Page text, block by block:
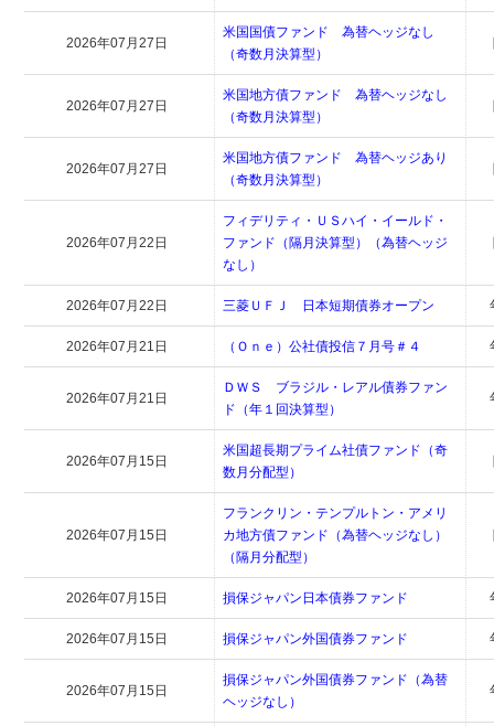
2026年07月27日
米国国債ファンド 為替ヘッジなし
（奇数月決算型）
2026年07月27日
米国地方債ファンド 為替ヘッジなし
（奇数月決算型）
2026年07月27日
米国地方債ファンド 為替ヘッジあり
（奇数月決算型）
2026年07月22日
フィデリティ・ＵＳハイ・イールド・
ファンド（隔月決算型）（為替ヘッジ
なし）
2026年07月22日 三菱ＵＦＪ 日本短期債券オープン
2026年07月21日 （Ｏｎｅ）公社債投信７月号＃４
2026年07月21日
ＤＷＳ ブラジル・レアル債券ファン
ド（年１回決算型）
2026年07月15日
米国超長期プライム社債ファンド（奇
数月分配型）
2026年07月15日
フランクリン・テンプルトン・アメリ
カ地方債ファンド（為替ヘッジなし）
（隔月分配型）
2026年07月15日 損保ジャパン日本債券ファンド
2026年07月15日 損保ジャパン外国債券ファンド
2026年07月15日
損保ジャパン外国債券ファンド（為替
ヘッジなし）